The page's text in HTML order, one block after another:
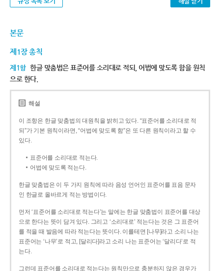
본문
제1장 총칙
제1항 한글 맞춤법은 표준어를 소리대로 적되, 어법에 맞도록 함을 원칙
으로 한다.
해설
이 조항은 한글 맞춤법의 대원칙을 밝히고 있다. “표준어를 소리대로 적
되”가 기본 원칙이라면, “어법에 맞도록 함”은 또 다른 원칙이라고 할 수
있다.
표준어를 소리대로 적는다.
어법에 맞도록 적는다.
한글 맞춤법은 이 두 가지 원칙에 따라 음성 언어인 표준어를 표음 문자
인 한글로 올바르게 적는 방법이다.
먼저 ‘표준어를 소리대로 적는다’는 말에는 한글 맞춤법이 표준어를 대상
으로 한다는 뜻이 담겨 있다. 그리고 ‘소리대로’ 적는다는 것은 그 표준어
를 적을 때 발음에 따라 적는다는 뜻이다. 이를테면 [나무]라고 소리 나는
표준어는 ‘나무’로 적고, [달리다]라고 소리 나는 표준어는 ‘달리다’로 적
는다.
그런데 표준어를 소리대로 적는다는 원칙만으로 충분하지 않은 경우가